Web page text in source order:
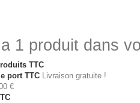
1 produit dans
TTC
port TTC Livraison gratuite !
€